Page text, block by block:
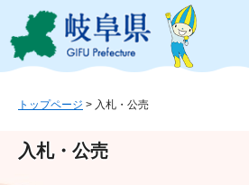
ジ
ュ
このページの本文へ
トップページ > 入札・公売
入札・公売